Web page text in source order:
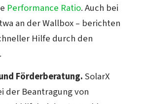
Performance Ratio. Auch bei
an der Wallbox – berichten
Hilfe durch den
Förderberatung.SolarX
der Beantragung von